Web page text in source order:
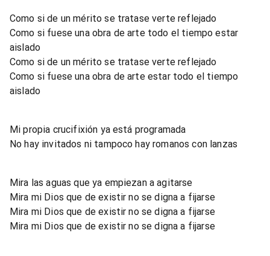
Como si de un mérito se tratase verte reflejado
Como si fuese una obra de arte todo el tiempo estar
aislado
Como si de un mérito se tratase verte reflejado
Como si fuese una obra de arte estar todo el tiempo
aislado
Mi propia crucifixión ya está programada
No hay invitados ni tampoco hay romanos con lanzas
Mira las aguas que ya empiezan a agitarse
Mira mi Dios que de existir no se digna a fijarse
Mira mi Dios que de existir no se digna a fijarse
Mira mi Dios que de existir no se digna a fijarse